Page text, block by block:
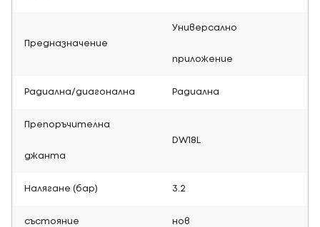
Предназначение
Универсално
приложение
Радиална/диагонална Радиална
Препоръчителна
джанта
DW18L
Налягане (бар) 3.2
състояние нов